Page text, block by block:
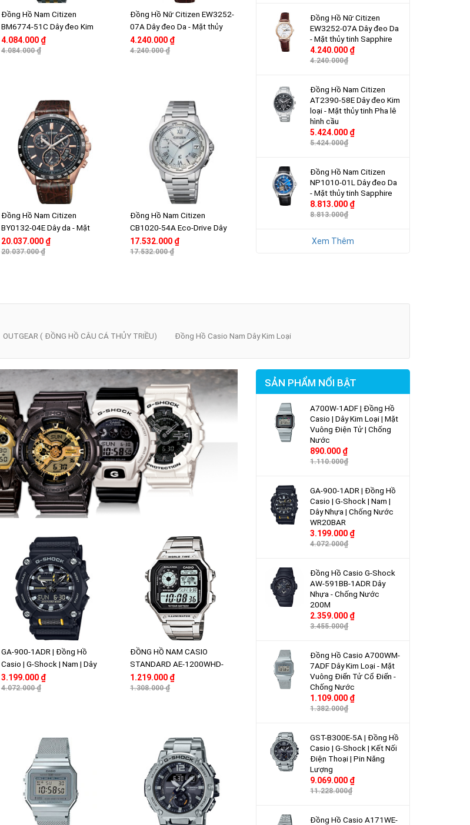
Đồng Hồ Nam Citizen
BM6774-51C Dây đeo Kim
loại - Mặt thủy tinh Sapphire
4.084.000 ₫
4.084.000 ₫
Đồng Hồ Nữ Citizen EW3252-
07A Dây đeo Da - Mặt thủy
tinh Sapphire
4.240.000 ₫
4.240.000 ₫
Đồng Hồ Nam Citizen
BY0132-04E Dây da - Mặt
kính Sapphire
20.037.000 ₫
20.037.000 ₫
Đồng Hồ Nam Citizen
CB1020-54A Eco-Drive Dây
Kim Loại - Mặt Kính Sapphire
17.532.000 ₫
17.532.000 ₫
Đồng Hồ Nữ Citizen
EW3252-07A Dây đeo Da
- Mặt thủy tinh Sapphire
4.240.000 ₫
4.240.000₫
Đồng Hồ Nam Citizen
AT2390-58E Dây đeo Kim
loại - Mặt thủy tinh Pha lê
hình cầu
5.424.000 ₫
5.424.000₫
Đồng Hồ Nam Citizen
NP1010-01L Dây đeo Da
- Mặt thủy tinh Sapphire
8.813.000 ₫
8.813.000₫
Xem Thêm
OUTGEAR ( ĐỒNG HỒ CÂU CÁ THỦY TRIỀU)
Đồng Hồ Casio Nam Dây Kim Loại
GA-900-1ADR | Đồng Hồ
Casio | G-Shock | Nam | Dây
Nhựa | Chống Nước
WR20BAR
3.199.000 ₫
4.072.000 ₫
ĐỒNG HỒ NAM CASIO
STANDARD AE-1200WHD-
1AV DÂY ĐEO KIM LOẠI - PIN
10 NĂM
1.219.000 ₫
1.308.000 ₫
SẢN PHẨM NỔI BẬT
A700W-1ADF | Đồng Hồ
Casio | Dây Kim Loại | Mặt
Vuông Điện Tử | Chống
Nước
890.000 ₫
1.110.000₫
GA-900-1ADR | Đồng Hồ
Casio | G-Shock | Nam |
Dây Nhựa | Chống Nước
WR20BAR
3.199.000 ₫
4.072.000₫
Đồng Hồ Casio G-Shock
AW-591BB-1ADR Dây
Nhựa - Chống Nước
200M
2.359.000 ₫
3.455.000₫
Đồng Hồ Casio A700WM-
7ADF Dây Kim Loại - Mặt
Vuông Điển Tử Cổ Điển -
Chống Nước
1.109.000 ₫
1.382.000₫
GST-B300E-5A | Đồng Hồ
Casio | G-Shock | Kết Nối
Điện Thoại | Pin Năng
Lượng
9.069.000 ₫
11.228.000₫
Đồng Hồ Casio A171WE-